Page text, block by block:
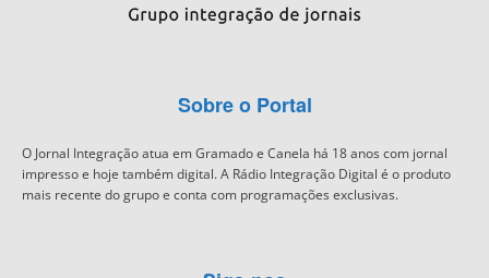
Sobre o Portal
O Jornal Integração atua em Gramado e Canela há 18 anos com jornal
impresso e hoje também digital. A Rádio Integração Digital é o produto
mais recente do grupo e conta com programações exclusivas.